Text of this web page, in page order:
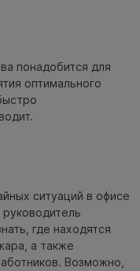
понадобится для
оптимального
ситуаций в офисе
руководитель
где находятся
а также
Возможно,